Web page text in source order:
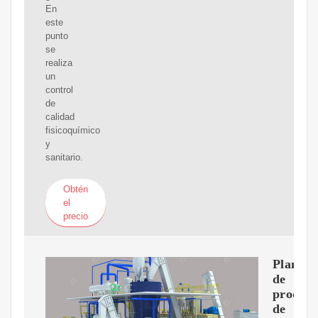
En
este
punto
se
realiza
un
control
de
calidad
fisicoquímico
y
sanitario.
Obtén
el
precio
Plantas
de
de